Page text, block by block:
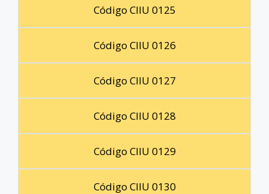
Código CIIU 0125
Código CIIU 0126
Código CIIU 0127
Código CIIU 0128
Código CIIU 0129
Código CIIU 0130